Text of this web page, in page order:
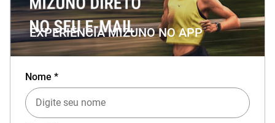
EXPERIÊNCIA MIZUNO NO APP
Nome *